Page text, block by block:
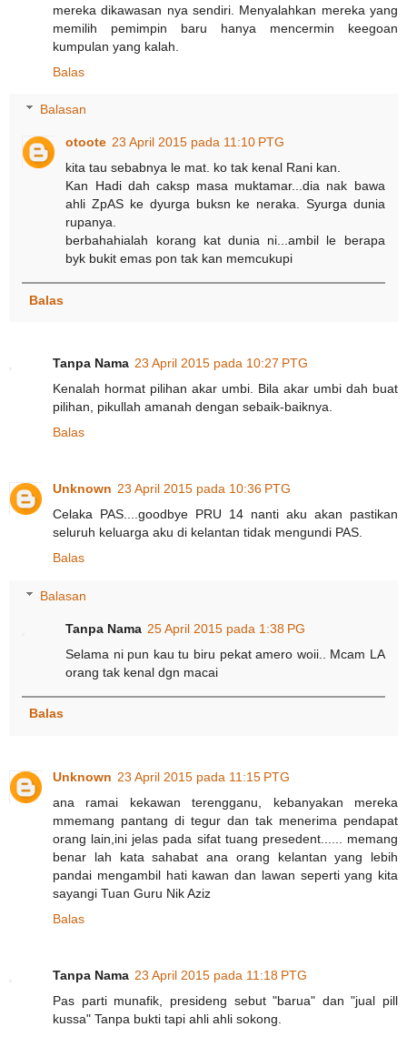
mereka dikawasan nya sendiri. Menyalahkan mereka yang
memilih pemimpin baru hanya mencermin keegoan
kumpulan yang kalah.
Balas
Balasan
otoote 23 April 2015 pada 11:10 PTG
kita tau sebabnya le mat. ko tak kenal Rani kan.
Kan Hadi dah caksp masa muktamar...dia nak bawa
ahli ZpAS ke dyurga buksn ke neraka. Syurga dunia
rupanya.
berbahahialah korang kat dunia ni...ambil le berapa
byk bukit emas pon tak kan memcukupi
Balas
Tanpa Nama 23 April 2015 pada 10:27 PTG
Kenalah hormat pilihan akar umbi. Bila akar umbi dah buat
pilihan, pikullah amanah dengan sebaik-baiknya.
Balas
Unknown 23 April 2015 pada 10:36 PTG
Celaka PAS....goodbye PRU 14 nanti aku akan pastikan
seluruh keluarga aku di kelantan tidak mengundi PAS.
Balas
Balasan
Tanpa Nama 25 April 2015 pada 1:38 PG
Selama ni pun kau tu biru pekat amero woii.. Mcam LA
orang tak kenal dgn macai
Balas
Unknown 23 April 2015 pada 11:15 PTG
ana ramai kekawan terengganu, kebanyakan mereka
mmemang pantang di tegur dan tak menerima pendapat
orang lain,ini jelas pada sifat tuang presedent...... memang
benar lah kata sahabat ana orang kelantan yang lebih
pandai mengambil hati kawan dan lawan seperti yang kita
sayangi Tuan Guru Nik Aziz
Balas
Tanpa Nama 23 April 2015 pada 11:18 PTG
Pas parti munafik, presideng sebut "barua" dan "jual pill
kussa" Tanpa bukti tapi ahli ahli sokong.